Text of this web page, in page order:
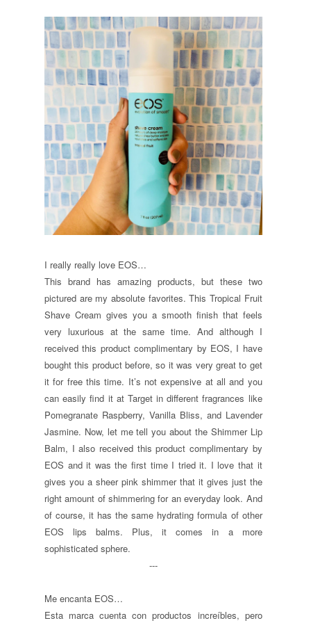
I really really love EOS…
This brand has amazing products, but these two
pictured are my absolute favorites. This Tropical Fruit
Shave Cream gives you a smooth finish that feels
very luxurious at the same time. And although I
received this product complimentary by EOS, I have
bought this product before, so it was very great to get
it for free this time. It’s not expensive at all and you
can easily find it at Target in different fragrances like
Pomegranate Raspberry, Vanilla Bliss, and Lavender
Jasmine. Now, let me tell you about the Shimmer Lip
Balm, I also received this product complimentary by
EOS and it was the first time I tried it. I love that it
gives you a sheer pink shimmer that it gives just the
right amount of shimmering for an everyday look. And
of course, it has the same hydrating formula of other
EOS lips balms. Plus, it comes in a more
sophisticated sphere.
---
Me encanta EOS…
Esta marca cuenta con productos increíbles, pero